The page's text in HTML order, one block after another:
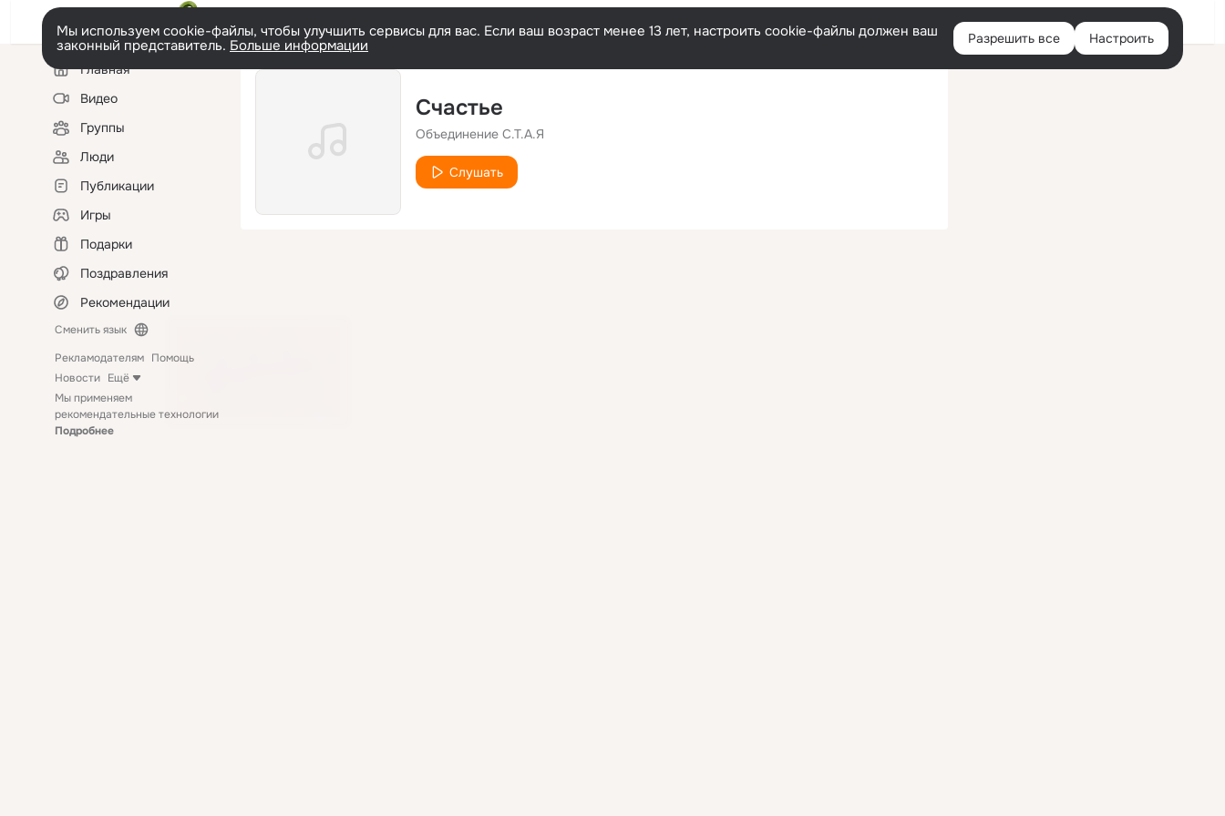
Войти
Мы используем cookie-файлы, чтобы улучшить сервисы для вас. Если ваш возраст менее 13 лет, настроить cookie-файлы должен ваш
законный представитель. Больше информации Разрешить все Настроить
Левая
колонкаГлавная
Видео
Группы
Люди
Публикации
Игры
Подарки
Поздравления
Рекомендации
Сменить язык
Рекламодателям Помощь
Новости Ещё
Мы применяем
рекомендательные технологии
Подробнее
Счастье
Объединение С.Т.А.Я
Слушать